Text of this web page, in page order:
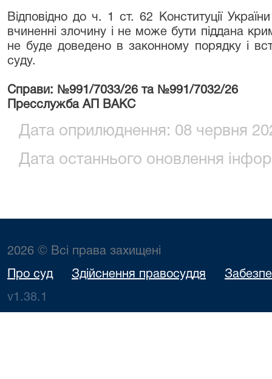
Відповідно до ч. 1 ст. 62 Конституції
вчиненні злочину і не може бути піддана
не буде доведено в законному порядку і
суду.
Справи: №991/7033/26 та №991/7032/26
Пресслужба АП ВАКС
Дата оприлюднення: 08 червня
Дата останнього оновлення
2026 © Всі права захищені
Про суд Здійснення правосуддя
v1.38.1